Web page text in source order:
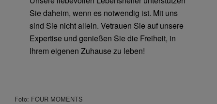
Sie daheim, wenn es notwendig ist. Mit uns
sind Sie nicht allein. Vetrauen Sie auf unsere
Expertise und genießen Sie die Freiheit, in
Ihrem eigenen Zuhause zu leben!
Foto: FOUR MOMENTS